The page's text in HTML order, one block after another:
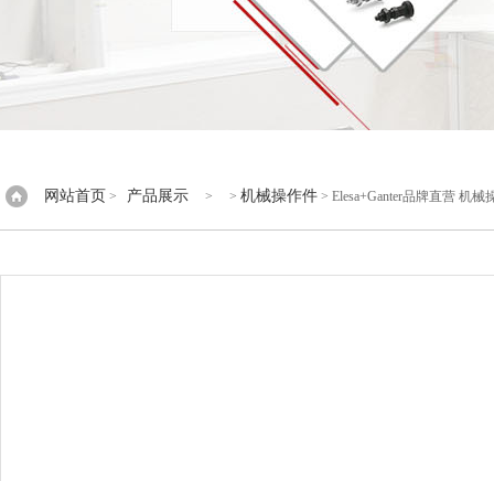
网站首页 > 产品展示 > > 机械操作件 > Elesa+Ganter品牌直营 机